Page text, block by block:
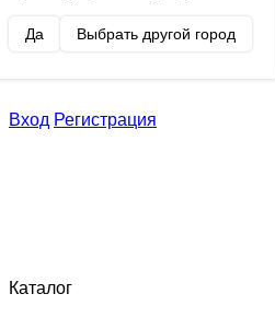
Да Выбрать другой город
Вход Регистрация
Каталог